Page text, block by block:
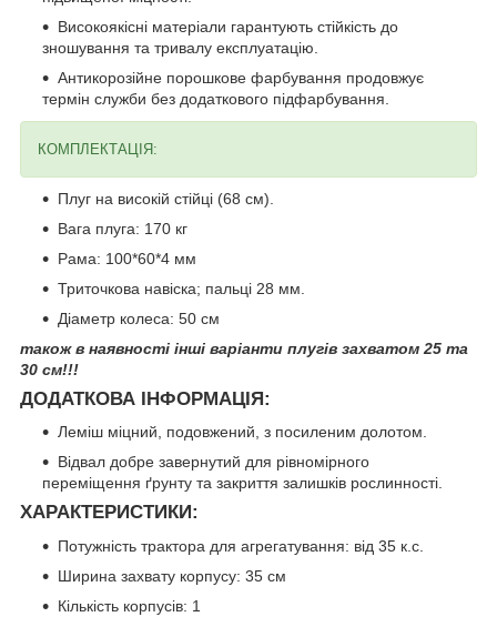
Високоякісні матеріали гарантують стійкість до
зношування та тривалу експлуатацію.
Антикорозійне порошкове фарбування продовжує
термін служби без додаткового підфарбування.
КОМПЛЕКТАЦІЯ:
Плуг на високій стійці (68 см).
Вага плуга: 170 кг
Рама: 100*60*4 мм
Триточкова навіска; пальці 28 мм.
Діаметр колеса: 50 см
також в наявності інші варіанти плугів захватом 25 та
30 см!!!
ДОДАТКОВА ІНФОРМАЦІЯ:
Леміш міцний, подовжений, з посиленим долотом.
Відвал добре завернутий для рівномірного
переміщення ґрунту та закриття залишків рослинності.
ХАРАКТЕРИСТИКИ:
Потужність трактора для агрегатування: від 35 к.с.
Ширина захвату корпусу: 35 см
Кількість корпусів: 1